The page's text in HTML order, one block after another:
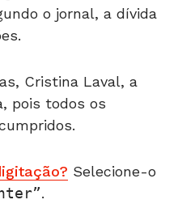
pois todos os
.